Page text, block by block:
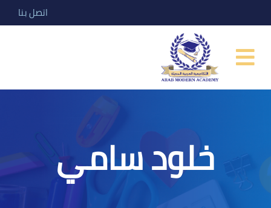
اتصل بنا
خلود سامي